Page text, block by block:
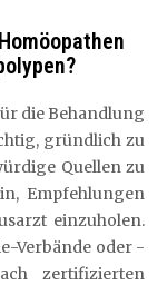
die Behandlung
gründlich zu
Quellen zu
Empfehlungen
einzuholen.
Verbände oder -
zertifizierten